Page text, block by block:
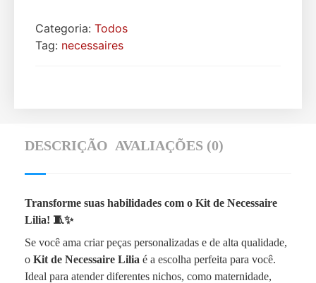
Categoria: Todos
Tag: necessaires
DESCRIÇÃO AVALIAÇÕES (0)
Transforme suas habilidades com o Kit de Necessaire
Lilia! 🧵✨
Se você ama criar peças personalizadas e de alta qualidade,
o Kit de Necessaire Lilia é a escolha perfeita para você.
Ideal para atender diferentes nichos, como maternidade,